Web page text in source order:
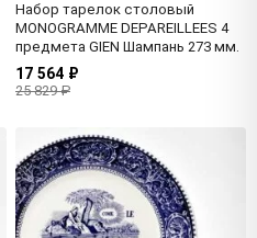
Набор тарелок столовый
MONOGRAMME DEPAREILLEES 4
предмета GIEN Шампань 273 мм.
17 564 ₽
25 829 ₽